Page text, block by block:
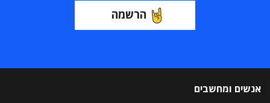
הרשמה
אנשים ומחשבים